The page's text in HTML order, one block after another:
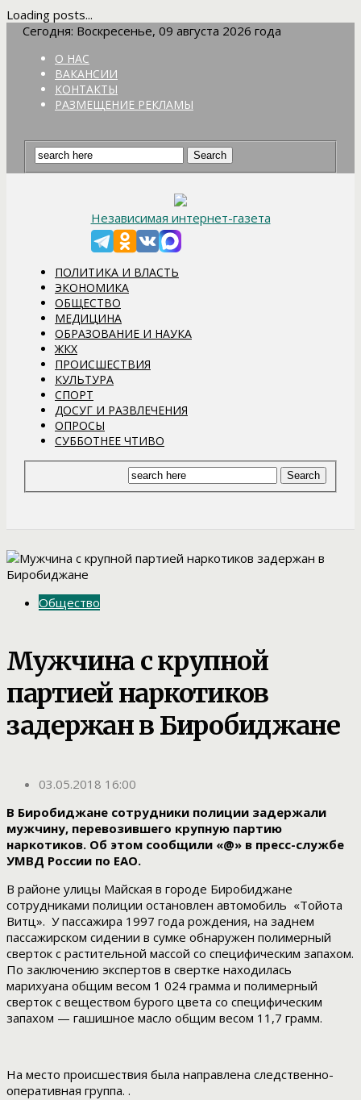
Loading posts...
Сегодня: Воскресенье, 09 августа 2026 года
О НАС
ВАКАНСИИ
КОНТАКТЫ
РАЗМЕЩЕНИЕ РЕКЛАМЫ
Независимая интернет-газета
ПОЛИТИКА И ВЛАСТЬ
ЭКОНОМИКА
ОБЩЕСТВО
МЕДИЦИНА
ОБРАЗОВАНИЕ И НАУКА
ЖКХ
ПРОИСШЕСТВИЯ
КУЛЬТУРА
СПОРТ
ДОСУГ И РАЗВЛЕЧЕНИЯ
ОПРОСЫ
СУББОТНЕЕ ЧТИВО
Общество
Мужчина с крупной
партией наркотиков
задержан в Биробиджане
03.05.2018 16:00
В Биробиджане сотрудники полиции задержали
мужчину, перевозившего крупную партию
наркотиков. Об этом сообщили «@» в пресс-службе
УМВД России по ЕАО.
В районе улицы Майская в городе Биробиджане
сотрудниками полиции остановлен автомобиль «Тойота
Витц». У пассажира 1997 года рождения, на заднем
пассажирском сидении в сумке обнаружен полимерный
сверток с растительной массой со специфическим запахом.
По заключению экспертов в свертке находилась
марихуана общим весом 1 024 грамма и полимерный
сверток с веществом бурого цвета со специфическим
запахом — гашишное масло общим весом 11,7 грамм.
На место происшествия была направлена следственно-
оперативная группа. .